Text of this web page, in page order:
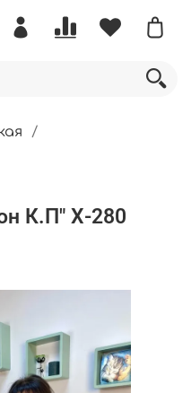
К.П" Х-280